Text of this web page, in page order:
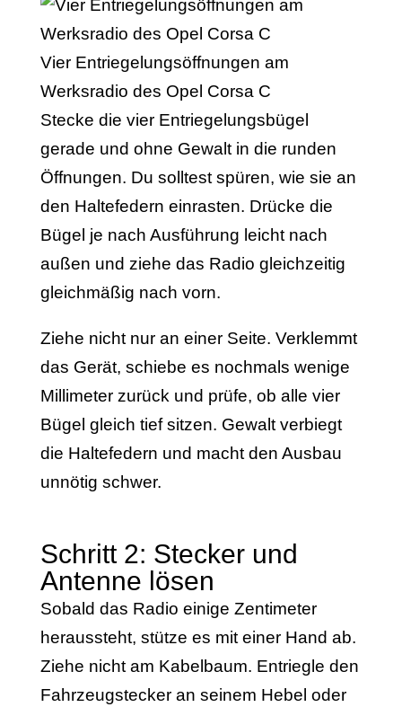
Vier Entriegelungsöffnungen am
Werksradio des Opel Corsa C
Stecke die vier Entriegelungsbügel
gerade und ohne Gewalt in die runden
Öffnungen. Du solltest spüren, wie sie an
den Haltefedern einrasten. Drücke die
Bügel je nach Ausführung leicht nach
außen und ziehe das Radio gleichzeitig
gleichmäßig nach vorn.
Ziehe nicht nur an einer Seite. Verklemmt
das Gerät, schiebe es nochmals wenige
Millimeter zurück und prüfe, ob alle vier
Bügel gleich tief sitzen. Gewalt verbiegt
die Haltefedern und macht den Ausbau
unnötig schwer.
Schritt 2: Stecker und
Antenne lösen
Sobald das Radio einige Zentimeter
heraussteht, stütze es mit einer Hand ab.
Ziehe nicht am Kabelbaum. Entriegle den
Fahrzeugstecker an seinem Hebel oder